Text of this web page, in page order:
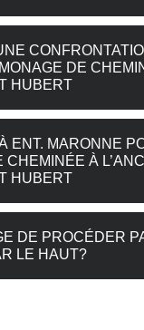
DE
HUBERT
ENT. MARONNE
CHEMINÉE À
HUBERT
DE PROCÉDER
LE HAUT?